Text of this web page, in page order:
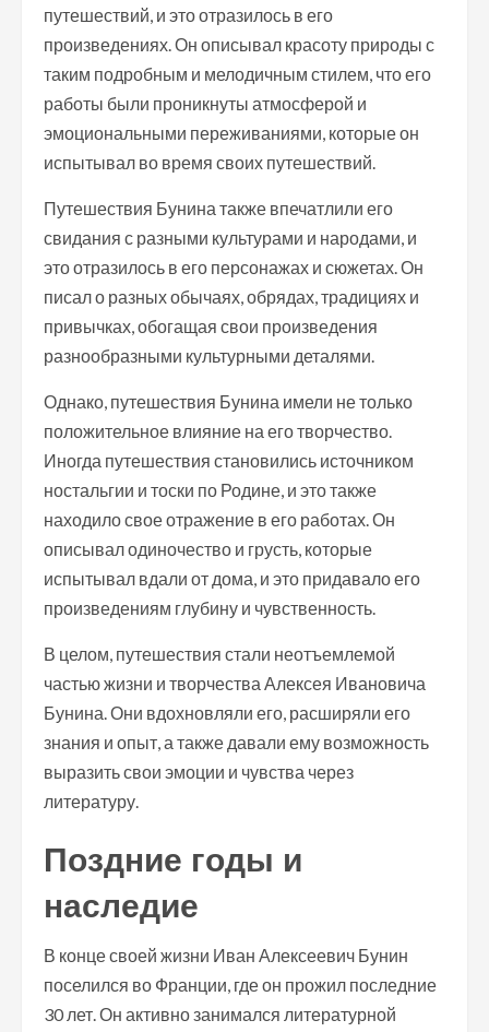
путешествий, и это отразилось в его
произведениях. Он описывал красоту природы с
таким подробным и мелодичным стилем, что его
работы были проникнуты атмосферой и
эмоциональными переживаниями, которые он
испытывал во время своих путешествий.
Путешествия Бунина также впечатлили его
свидания с разными культурами и народами, и
это отразилось в его персонажах и сюжетах. Он
писал о разных обычаях, обрядах, традициях и
привычках, обогащая свои произведения
разнообразными культурными деталями.
Однако, путешествия Бунина имели не только
положительное влияние на его творчество.
Иногда путешествия становились источником
ностальгии и тоски по Родине, и это также
находило свое отражение в его работах. Он
описывал одиночество и грусть, которые
испытывал вдали от дома, и это придавало его
произведениям глубину и чувственность.
В целом, путешествия стали неотъемлемой
частью жизни и творчества Алексея Ивановича
Бунина. Они вдохновляли его, расширяли его
знания и опыт, а также давали ему возможность
выразить свои эмоции и чувства через
литературу.
Поздние годы и
наследие
В конце своей жизни Иван Алексеевич Бунин
поселился во Франции, где он прожил последние
30 лет. Он активно занимался литературной